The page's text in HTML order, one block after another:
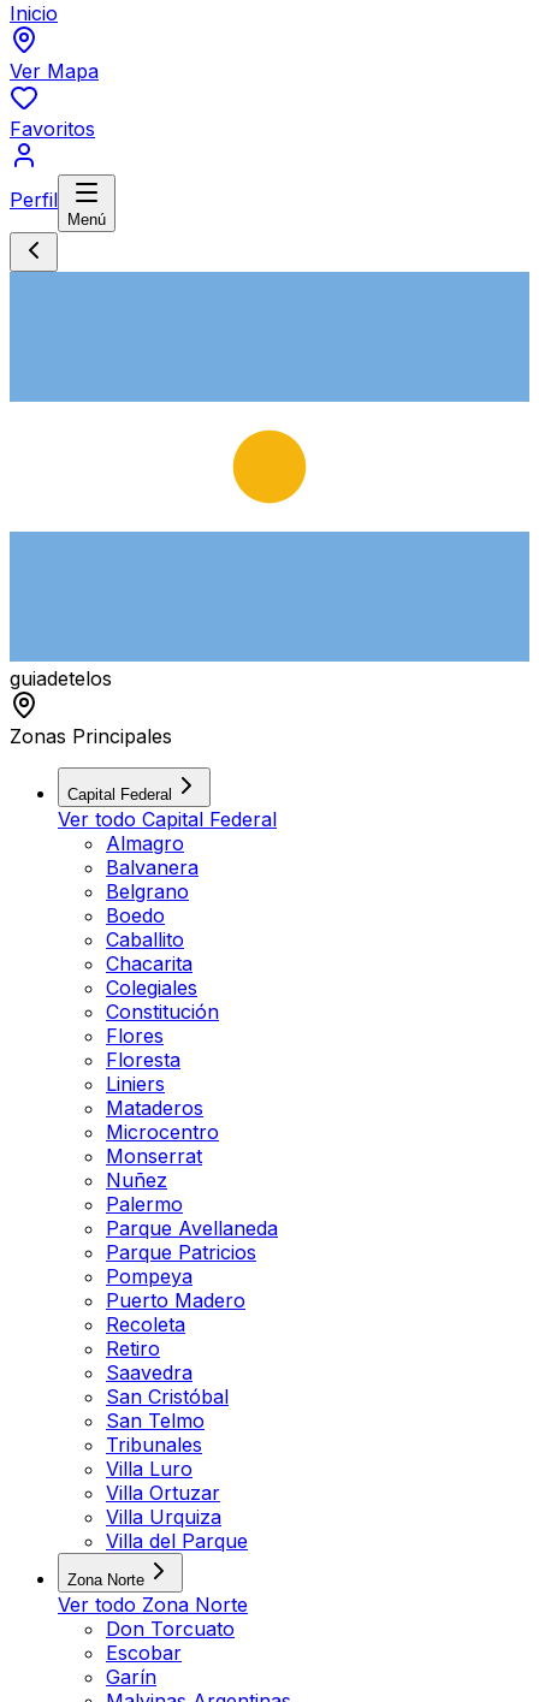
Inicio
Ver Mapa
Favoritos
Perfil
Menú
guiadetelos
Zonas Principales
Capital Federal
Ver todo Capital Federal
Almagro
Balvanera
Belgrano
Boedo
Caballito
Chacarita
Colegiales
Constitución
Flores
Floresta
Liniers
Mataderos
Microcentro
Monserrat
Nuñez
Palermo
Parque Avellaneda
Parque Patricios
Pompeya
Puerto Madero
Recoleta
Retiro
Saavedra
San Cristóbal
San Telmo
Tribunales
Villa Luro
Villa Ortuzar
Villa Urquiza
Villa del Parque
Zona Norte
Ver todo Zona Norte
Don Torcuato
Escobar
Garín